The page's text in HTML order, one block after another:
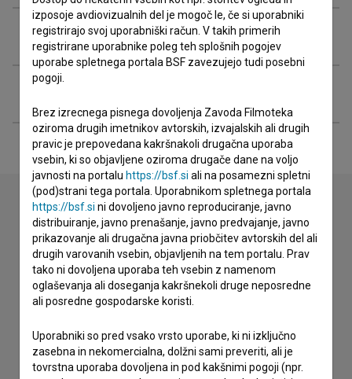
Organizacije
Stik z uredništvom
Spoštovani, s pomočjo spodnjega obrazca lahko stopite v
stik z uredništvom Baze slovenskih filmov. Veseli bomo vaših
odzivov.
imam vprašanje
prijavljam napako
želim dodati podatke
izposoje avdiovizualnih del je mogoč le, če si uporabniki
registrirajo svoj uporabniški račun. V takih primerih
registrirane uporabnike poleg teh splošnih pogojev
uporabe spletnega portala BSF zavezujejo tudi posebni
pogoji.
Brez izrecnega pisnega dovoljenja Zavoda Filmoteka
oziroma drugih imetnikov avtorskih, izvajalskih ali drugih
pravic je prepovedana kakršnakoli drugačna uporaba
vsebin, ki so objavljene oziroma drugače dane na voljo
javnosti na portalu https://bsf.si ali na posamezni spletni
(pod)strani tega portala. Uporabnikom spletnega portala
https://bsf.si ni dovoljeno javno reproduciranje, javno
distribuiranje, javno prenašanje, javno predvajanje, javno
prikazovanje ali drugačna javna priobčitev avtorskih del ali
drugih varovanih vsebin, objavljenih na tem portalu. Prav
tako ni dovoljena uporaba teh vsebin z namenom
oglaševanja ali doseganja kakršnekoli druge neposredne
ali posredne gospodarske koristi.
Uporabniki so pred vsako vrsto uporabe, ki ni izključno
zasebna in nekomercialna, dolžni sami preveriti, ali je
tovrstna uporaba dovoljena in pod kakšnimi pogoji (npr.